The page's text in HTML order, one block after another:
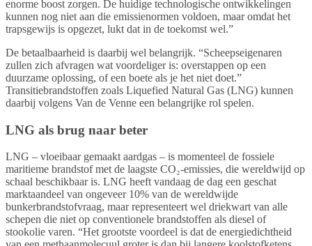
enorme boost zorgen. De huidige technologische ontwikkelingen
kunnen nog niet aan die emissienormen voldoen, maar omdat het
trapsgewijs is opgezet, lukt dat in de toekomst wel.”
De betaalbaarheid is daarbij wel belangrijk. “Scheepseigenaren
zullen zich afvragen wat voordeliger is: overstappen op een
duurzame oplossing, of een boete als je het niet doet.”
Transitiebrandstoffen zoals Liquefied Natural Gas (LNG) kunnen
daarbij volgens Van de Venne een belangrijke rol spelen.
LNG als brug naar beter
LNG – vloeibaar gemaakt aardgas – is momenteel de fossiele
maritieme brandstof met de laagste CO₂-emissies, die wereldwijd op
schaal beschikbaar is. LNG heeft vandaag de dag een geschat
marktaandeel van ongeveer 10% van de wereldwijde
bunkerbrandstofvraag, maar representeert wel driekwart van alle
schepen die niet op conventionele brandstoffen als diesel of
stookolie varen. “Het grootste voordeel is dat de energiedichtheid